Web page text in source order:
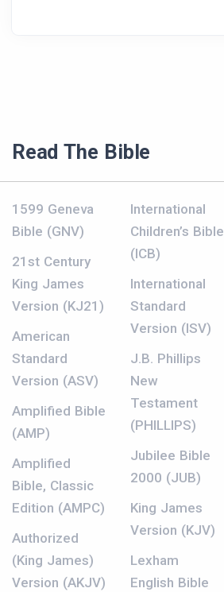
Read The Bible
1599 Geneva
Bible (GNV)
21st Century
King James
Version (KJ21)
American
Standard
Version (ASV)
Amplified Bible
(AMP)
Amplified
Bible, Classic
Edition (AMPC)
Authorized
(King James)
Version (AKJV)
International
Children’s Bible
(ICB)
International
Standard
Version (ISV)
J.B. Phillips
New
Testament
(PHILLIPS)
Jubilee Bible
2000 (JUB)
King James
Version (KJV)
Lexham
English Bible